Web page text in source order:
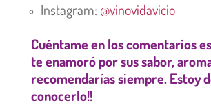
Instagram: @vinovidavicio
Cuéntame en los comentarios
te enamoró por sus sabor,
recomendarías siempre. Estoy
conocerlo!!